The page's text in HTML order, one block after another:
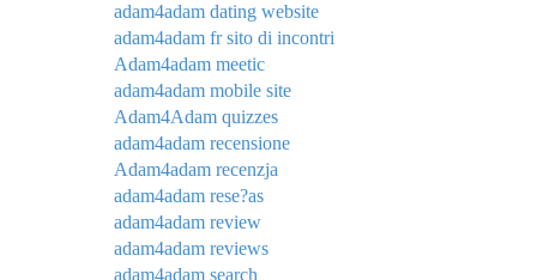
adam4adam dating website
adam4adam fr sito di incontri
Adam4adam meetic
adam4adam mobile site
Adam4Adam quizzes
adam4adam recensione
Adam4adam recenzja
adam4adam rese?as
adam4adam review
adam4adam reviews
adam4adam search